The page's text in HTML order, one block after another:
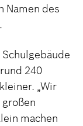
Namen des
240
„Wir
machen